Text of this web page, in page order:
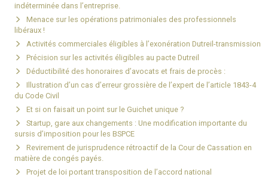
indéterminée dans l’entreprise.
Menace sur les opérations patrimoniales des professionnels
libéraux !
Activités commerciales éligibles à l’exonération Dutreil-transmission
Précision sur les activités éligibles au pacte Dutreil
Déductibilité des honoraires d’avocats et frais de procès :
Illustration d’un cas d’erreur grossière de l’expert de l’article 1843-4
du Code Civil
Et si on faisait un point sur le Guichet unique ?
Startup, gare aux changements : Une modification importante du
sursis d’imposition pour les BSPCE
Revirement de jurisprudence rétroactif de la Cour de Cassation en
matière de congés payés.
Projet de loi portant transposition de l’accord national